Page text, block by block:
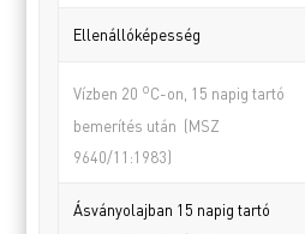
Ellenállóképesség
Vízben 20 oC-on, 15 napig tartó
bemerítés után (MSZ
9640/11:1983)
Ásványolajban 15 napig tartó